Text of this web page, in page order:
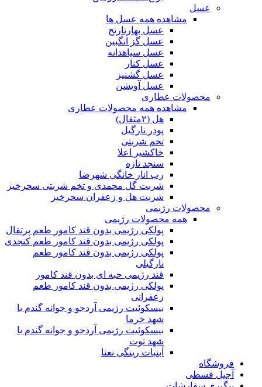
عسل
مشاهده همه عسل ها
عسل بهارنارنج
عسل گز انگبین
عسل سیاهدانه
عسل کنار
عسل گشنیز
عسل آویشن
محصولات عطاری
مشاهده همه محصولات عطاری
هل (۲مثقال)
پودر نارگیل
تخم شربتی
خاکشیر اعلا
سنجد تازه
رب انار خانگی شهرضا
شربت گل محمدی و تخم شربتی سحرخیز
شربت هل و زعفران سحرخیز
محصولات رژیمی
همه محصولات رژیمی
پولکی رژیمی بدون قند کامور طعم پرتقال
پولکی رژیمی بدون قند کامور طعم کنجدی
پولکی رژیمی بدون قند کامور طعم
نارگیلی
قند رژیمی حبه ای بدون قند کامور
پولکی رژیمی بدون قند کامور طعم
زعفرانی
بيسکوئيت رژیمی آردجو و جوانه گندم با
شهد خرما
بيسکوئيت رژیمی آردجو و جوانه گندم با
شهد توت
آبنبات رینگی نعنا
فروشگاه
آجیل قسطی